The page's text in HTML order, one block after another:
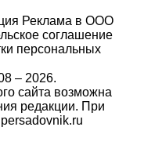
Реклама в ООО
соглашение
персональных
– 2026.
сайта возможна
редакции. При